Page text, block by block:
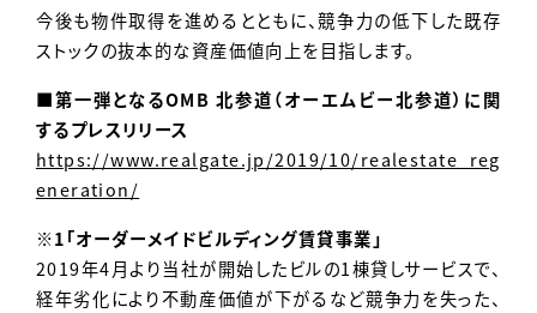
今後も物件取得を進めるとともに、競争力の低下した既存
ストックの抜本的な資産価値向上を目指します。
■第一弾となるOMB 北参道（オーエムビー北参道）に関
するプレスリリース
https://www.realgate.jp/2019/10/realestate_reg
eneration/
※1「オーダーメイドビルディング賃貸事業」
2019年4月より当社が開始したビルの1棟貸しサービスで、
経年劣化により不動産価値が下がるなど競争力を失った、